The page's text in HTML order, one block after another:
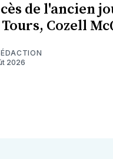
de l'ancien
Cozell
2026